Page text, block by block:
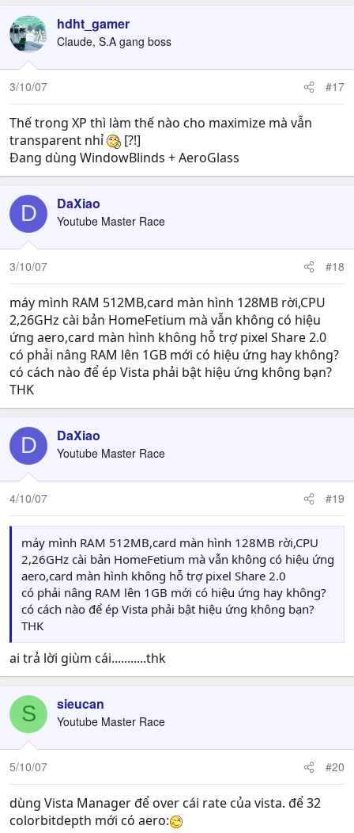
hdht_gamer
Claude, S.A gang boss
3/10/07 #17
Thế trong XP thì làm thế nào cho maximize mà vẫn
transparent nhỉ
[?!]
Đang dùng WindowBlinds + AeroGlass
D DaXiao
Youtube Master Race
3/10/07 #18
máy mình RAM 512MB,card màn hình 128MB rời,CPU
2,26GHz cài bản HomeFetium mà vẫn không có hiệu
ứng aero,card màn hình không hỗ trợ pixel Share 2.0
có phải nâng RAM lên 1GB mới có hiệu ứng hay không?
có cách nào để ép Vista phải bật hiệu ứng không bạn?
THK
D DaXiao
Youtube Master Race
4/10/07 #19
máy mình RAM 512MB,card màn hình 128MB rời,CPU
2,26GHz cài bản HomeFetium mà vẫn không có hiệu ứng
aero,card màn hình không hỗ trợ pixel Share 2.0
có phải nâng RAM lên 1GB mới có hiệu ứng hay không?
có cách nào để ép Vista phải bật hiệu ứng không bạn?
THK
ai trả lời giùm cái...........thk
S sieucan
Youtube Master Race
5/10/07 #20
dùng Vista Manager để over cái rate của vista. để 32
colorbitdepth mới có aero: